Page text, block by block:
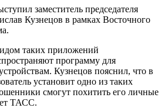
заместитель председателя
Кузнецов в рамках Восточного
таких приложений
программу для
Кузнецов пояснил, что в
установит одно из таких
смогут похитить его личные
ТАСС.